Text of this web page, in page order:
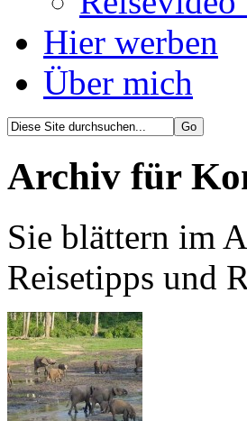
Hier werben
Über mich
Archiv für
Sie blättern im
Reisetipps und